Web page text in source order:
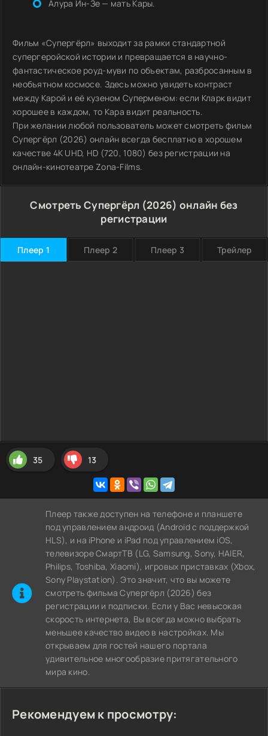
Алура Ин-Зе — мать Кары.
Фильм «Супергёрл» выходит за рамки стандартной
супергеройской истории и превращается в научно-
фантастическое роуд-муви по объектам, разбросанным в
необъятном космосе. Здесь можно увидеть контраст
между Карой и её кузеном Суперменом: если Кларк видит
хорошее в каждом, то Кара видит реальность.
При желании любой пользователь может смотреть фильм
Супергёрл (2026) онлайн всегда бесплатно в хорошем
качестве 4K UHD, HD (720, 1080) без регистрации на
онлайн-кинотеатре Zona-Films.
Смотреть Супергёрл (2026) онлайн без
регистрации
Плеер 1 Плеер 2 Плеер 3 Трейлер
35 13
Плеер также доступен на телефоне и планшете
под управлением андроид (Android с поддержкой
HLS), и на iPhone и iPad под управлением iOS,
телевизоре СмартТВ (LG, Samsung, Sony, HAIER,
Philips, Toshiba, Xiaomi), игровых приставках (Xbox,
Sony Playstation). Это значит, что вы можете
cмотреть фильма Супергёрл (2026) без
регистрации и подписки. Если у Вас невысокая
скорость интернета, Вы всегда можно выбрать
меньшее качество видео в настройках. Мы
открываем для гостей нашего портала
удивительное многообразие притягательного
мира кино.
Рекомендуем к просмотру: